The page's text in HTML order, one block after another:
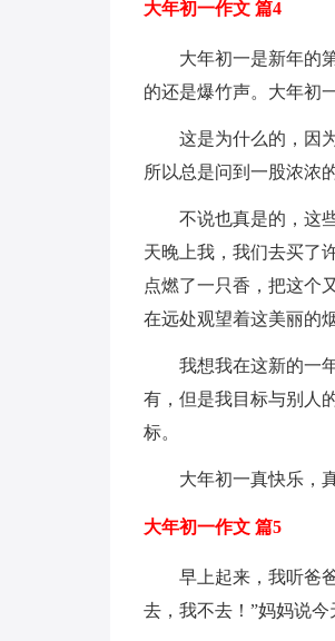
大年初一作文 篇4
大年初一是新年的
的还是爆竹声。大年初
这是为什么的，因
所以总是问到一股浓浓
不说也真是的，这
天晚上我，我们去买了
点燃了一只香，把这个
在远处观望着这美丽的
我想我在这新的一
有，但是我目标与别人
标。
大年初一真快乐，
大年初一作文 篇5
早上起来，我听爸
去，我不去！”妈妈说今